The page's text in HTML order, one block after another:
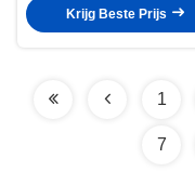
motor
Krijg Beste Prijs
1
7